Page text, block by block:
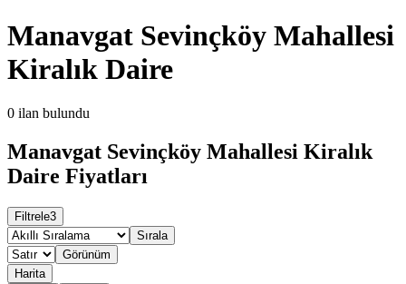
Manavgat Sevinçköy Mahallesi
Kiralık Daire
0 ilan bulundu
Manavgat Sevinçköy Mahallesi Kiralık
Daire Fiyatları
Filtrele3
Sırala
Görünüm
Harita